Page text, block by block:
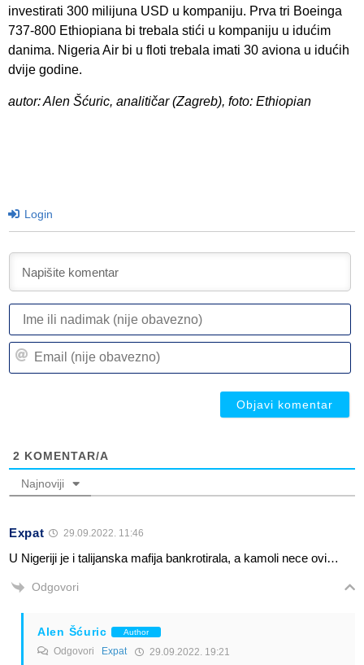
investirati 300 milijuna USD u kompaniju. Prva tri Boeinga
737-800 Ethiopiana bi trebala stići u kompaniju u idućim
danima. Nigeria Air bi u floti trebala imati 30 aviona u idućih
dvije godine.
autor: Alen Šćuric, analitičar (Zagreb), foto: Ethiopian
Login
2 KOMENTAR/A
Najnoviji
Expat 29.09.2022. 11:46
U Nigeriji je i talijanska mafija bankrotirala, a kamoli nece ovi…
Odgovori
Alen Šćuric Author
Odgovori Expat 29.09.2022. 19:21